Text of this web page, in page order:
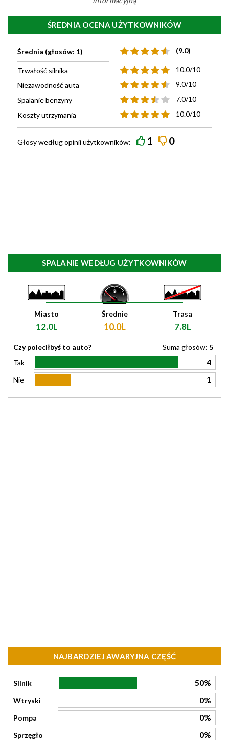
ŚREDNIA OCENA UŻYTKOWNIKÓW
Średnia (głosów: 1) (9.0)
Trwałość silnika
10.0/10
Niezawodność auta
9.0/10
Spalanie benzyny
7.0/10
Koszty utrzymania
10.0/10
Głosy wedługopiniiużytkowników: 1 0
SPALANIE WEDŁUG UŻYTKOWNIKÓW
Miasto
12.0L
Średnie
10.0L
Trasa
7.8L
Czy poleciłbyś to auto? Suma głosów: 5
Tak
4
Nie 1
NAJBARDZIEJ AWARYJNA CZĘŚĆ
Silnik 50%
Wtryski 0%
Pompa 0%
Sprzęgło 0%